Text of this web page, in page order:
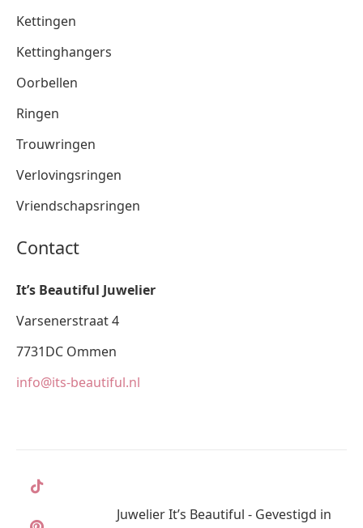
Kettingen
Kettinghangers
Oorbellen
Ringen
Trouwringen
Verlovingsringen
Vriendschapsringen
Contact
It’s Beautiful Juwelier
Varsenerstraat 4
7731DC Ommen
info@its-beautiful.nl
Juwelier It’s Beautiful - Gevestigd in